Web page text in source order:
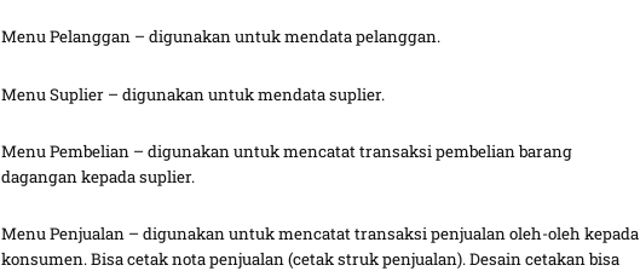
Menu Pelanggan – digunakan untuk mendata pelanggan.
Menu Suplier – digunakan untuk mendata suplier.
Menu Pembelian – digunakan untuk mencatat transaksi pembelian barang
dagangan kepada suplier.
Menu Penjualan – digunakan untuk mencatat transaksi penjualan oleh-oleh kepada
konsumen. Bisa cetak nota penjualan (cetak struk penjualan). Desain cetakan bisa